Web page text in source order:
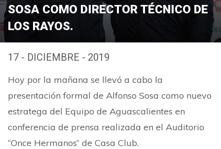
SOSA COMO DIRECTOR TÉCNICO DE
LOS RAYOS.
17 - DICIEMBRE - 2019
Hoy por la mañana se llevó a cabo la
presentación formal de Alfonso Sosa como nuevo
estratega del Equipo de Aguascalientes en
conferencia de prensa realizada en el Auditorio
“Once Hermanos” de Casa Club.